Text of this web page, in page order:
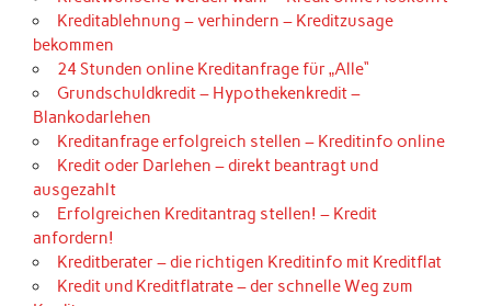
Kreditablehnung – verhindern – Kreditzusage
bekommen
24 Stunden online Kreditanfrage für „Alle“
Grundschuldkredit – Hypothekenkredit –
Blankodarlehen
Kreditanfrage erfolgreich stellen – Kreditinfo online
Kredit oder Darlehen – direkt beantragt und
ausgezahlt
Erfolgreichen Kreditantrag stellen! – Kredit
anfordern!
Kreditberater – die richtigen Kreditinfo mit Kreditflat
Kredit und Kreditflatrate – der schnelle Weg zum